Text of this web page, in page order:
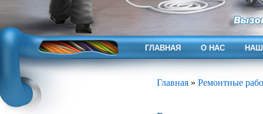
ГЛАВНАЯ О НАС
Главная » Ремонтные